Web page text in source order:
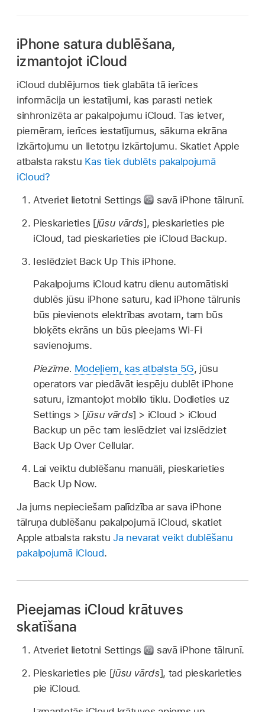
iPhone satura dublēšana,
izmantojot iCloud
iCloud dublējumos tiek glabāta tā ierīces
informācija un iestatījumi, kas parasti netiek
sinhronizēta ar pakalpojumu iCloud. Tas ietver,
piemēram, ierīces iestatījumus, sākuma ekrāna
izkārtojumu un lietotņu izkārtojumu. Skatiet Apple
atbalsta rakstu Kas tiek dublēts pakalpojumā
iCloud?
Atveriet lietotni Settings
savā iPhone tālrunī.
Pieskarieties [jūsu vārds], pieskarieties pie
iCloud, tad pieskarieties pie iCloud Backup.
Ieslēdziet Back Up This iPhone.
Pakalpojums iCloud katru dienu automātiski
dublēs jūsu iPhone saturu, kad iPhone tālrunis
būs pievienots elektrības avotam, tam būs
bloķēts ekrāns un būs pieejams Wi-Fi
savienojums.
Piezīme. Modeļiem, kas atbalsta 5G, jūsu
operators var piedāvāt iespēju dublēt iPhone
saturu, izmantojot mobilo tīklu. Dodieties uz
Settings > [jūsu vārds] > iCloud > iCloud
Backup un pēc tam ieslēdziet vai izslēdziet
Back Up Over Cellular.
Lai veiktu dublēšanu manuāli, pieskarieties
Back Up Now.
Ja jums nepieciešam palīdzība ar sava iPhone
tālruņa dublēšanu pakalpojumā iCloud, skatiet
Apple atbalsta rakstuJa nevarat veikt dublēšanu
pakalpojumā iCloud.
Pieejamas iCloud krātuves
skatīšana
Atveriet lietotni Settings
savā iPhone tālrunī.
Pieskarieties pie [jūsu vārds], tad pieskarieties
pie iCloud.